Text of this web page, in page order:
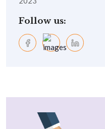
Follow us: